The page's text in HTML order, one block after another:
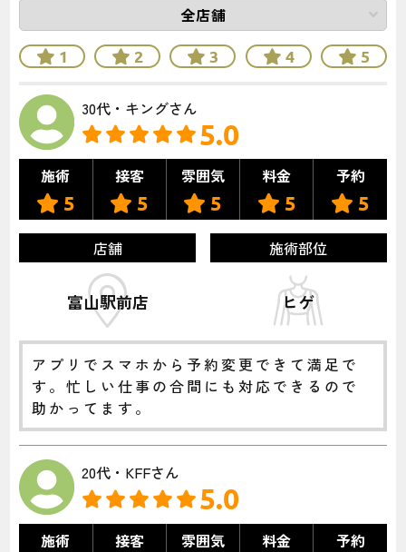
1 2 3 4 5
30代・キングさん
5.0
施術
5
接客
5
雰囲気
5
料金
5
予約
5
店舗
富山駅前店
施術部位
ヒゲ
アプリでスマホから予約変更できて満足で
す。忙しい仕事の合間にも対応できるので
助かってます。
20代・KFFさん
5.0
施術 接客 雰囲気 料金 予約